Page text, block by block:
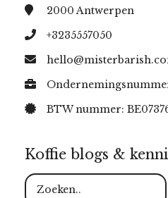
2000Antwerpen
+3235557050
BTW nummer:
Koffie blogs &